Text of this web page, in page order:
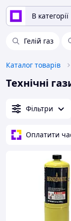
В категорії
Гелій газ
Каталог товарів
Технічні
Фільтри
Оплатити